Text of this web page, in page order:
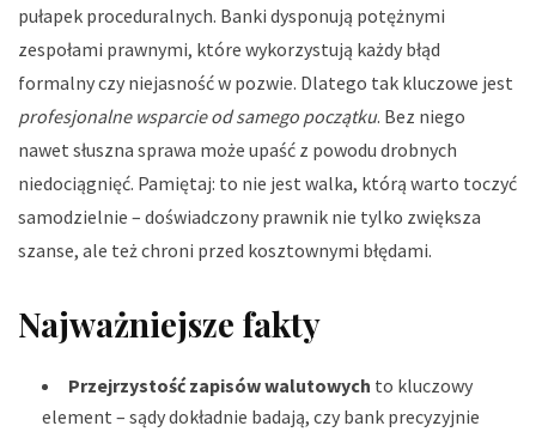
pułapek proceduralnych. Banki dysponują potężnymi
zespołami prawnymi, które wykorzystują każdy błąd
formalny czy niejasność w pozwie. Dlatego tak kluczowe jest
profesjonalne wsparcie od samego początku. Bez niego
nawet słuszna sprawa może upaść z powodu drobnych
niedociągnięć. Pamiętaj: to nie jest walka, którą warto toczyć
samodzielnie – doświadczony prawnik nie tylko zwiększa
szanse, ale też chroni przed kosztownymi błędami.
Najważniejsze fakty
Przejrzystość zapisów walutowych to kluczowy
element – sądy dokładnie badają, czy bank precyzyjnie